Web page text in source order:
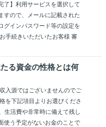
】利用サービスを選択して
すので、メールに記載された
グインパスワード等の設定を
手続きいただいたお客様 審
る資金の性格とは何
入源ではございませんのでご
を下記項目よりお選びくださ
生活費や非常時に備えて残し
使う予定がないお金のことで